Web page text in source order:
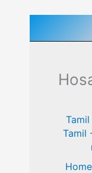
Tamil
Home